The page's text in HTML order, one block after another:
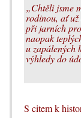
„Chtěli jsme
rodinou, ať už
při jarních
naopak
u zapálených
výhledy do
S citem k